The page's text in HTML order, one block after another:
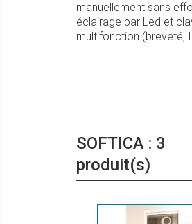
manuellement sans
éclairage par Led et
multifonction (breveté,
SOFTICA : 3
produit(s)